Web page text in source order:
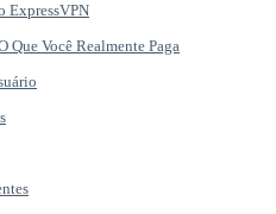
ExpressVPN
Que Você Realmente Paga